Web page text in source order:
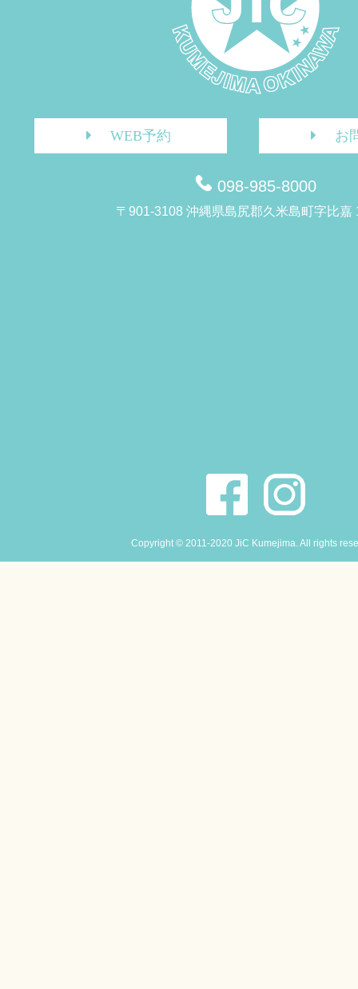
WEB予約 お
098-985-8000
〒901-3108 沖縄県島尻郡久米島町字比嘉
Copyright © 2011-2020 JiC Kumejima. All rights